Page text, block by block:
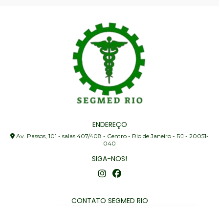
ENDEREÇO
Av. Passos, 101 - salas 407/408 - Centro - Rio de Janeiro - RJ - 20051-
040
SIGA-NOS!
CONTATO SEGMED RIO